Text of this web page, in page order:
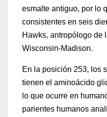
esmalte antiguo, por lo
consistentes en seis
Hawks, antropólogo de
Wisconsin-Madison.
En la posición 253, los
tienen el aminoácido
lo que ocurre en
parientes humanos